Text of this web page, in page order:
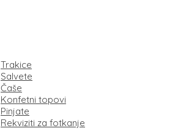
Trakice
Salvete
Čaše
Konfetni topovi
Pinjate
Rekviziti za fotkanje